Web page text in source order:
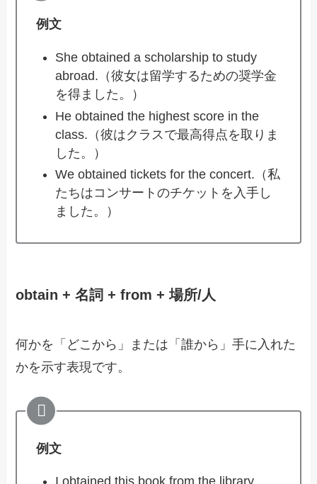
例文
She obtained a scholarship to study
abroad.（彼女は留学するための奨学金
を得ました。）
He obtained the highest score in the
class.（彼はクラスで最高得点を取りま
した。）
We obtained tickets for the concert.（私
たちはコンサートのチケットを入手し
ました。）
obtain + 名詞 + from + 場所/人
何かを「どこから」または「誰から」手に入れた
かを示す表現です。
例文